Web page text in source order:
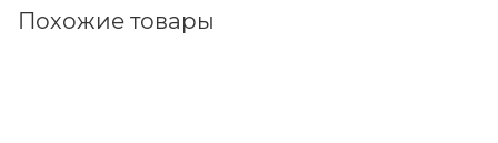
Похожие товары